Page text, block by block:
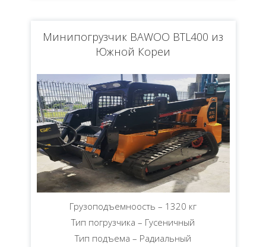
Минипогрузчик BAWOO BTL400 из
Южной Кореи
Грузоподъемноость – 1320 кг
Тип погрузчика – Гусеничный
Тип подъема – Радиальный